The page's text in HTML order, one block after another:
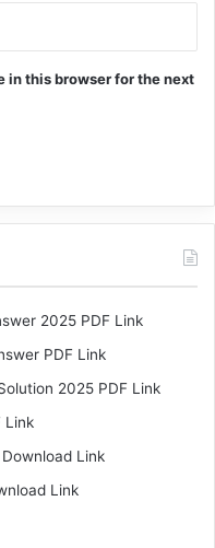
in this browser for the next
2025 PDF Link
PDF Link
2025 PDF Link
Link
Link
Link